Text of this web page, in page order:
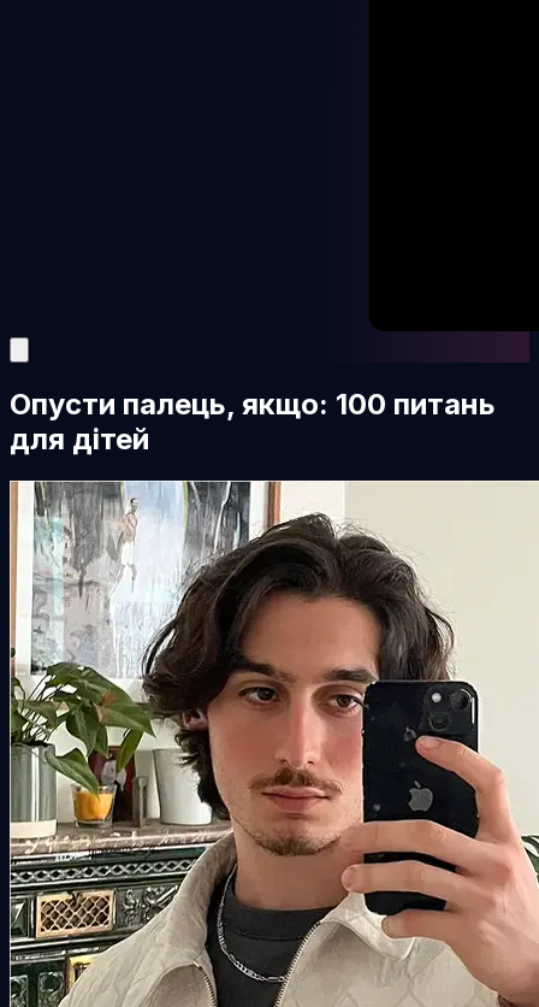
Опусти палець, якщо: 100 питань
для дітей